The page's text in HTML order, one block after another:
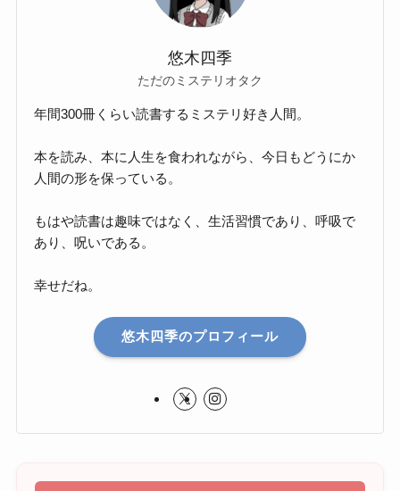
悠木四季
ただのミステリオタク
年間300冊くらい読書するミステリ好き人間。
本を読み、本に人生を食われながら、今日もどうにか
人間の形を保っている。
もはや読書は趣味ではなく、生活習慣であり、呼吸で
あり、呪いである。
幸せだね。
悠木四季のプロフィール